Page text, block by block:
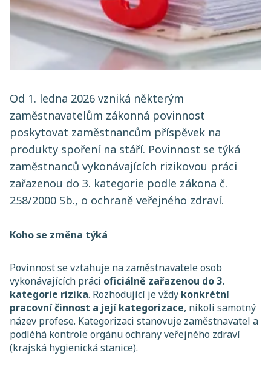
Od 1. ledna 2026 vzniká některým
zaměstnavatelům zákonná povinnost
poskytovat zaměstnancům příspěvek na
produkty spoření na stáří. Povinnost se týká
zaměstnanců vykonávajících rizikovou práci
zařazenou do 3. kategorie podle zákona č.
258/2000 Sb., o ochraně veřejného zdraví.
Koho se změna týká
Povinnost se vztahuje na zaměstnavatele osob
vykonávajících práci oficiálně zařazenou do 3.
kategorie rizika. Rozhodující je vždy konkrétní
pracovní činnost a její kategorizace, nikoli samotný
název profese. Kategorizaci stanovuje zaměstnavatel a
podléhá kontrole orgánu ochrany veřejného zdraví
(krajská hygienická stanice).